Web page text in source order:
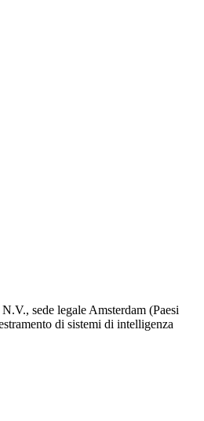
sede legale Amsterdam (Paesi
di sistemi di intelligenza